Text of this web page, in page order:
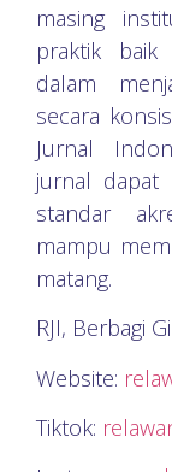
masing
praktik baik
dalam
secara
Jurnal
jurnal dapat
standar
mampu
matang.
RJI, Berbagi
Website:
Tiktok: